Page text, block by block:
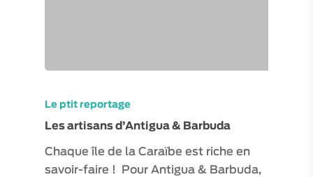
Le ptit reportage
Les artisans d’Antigua & Barbuda
Chaque île de la Caraïbe est riche en
savoir-faire ! Pour Antigua & Barbuda,